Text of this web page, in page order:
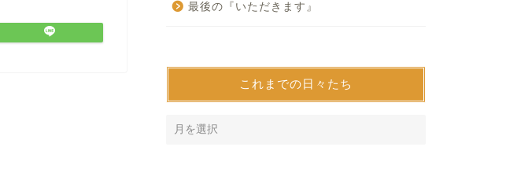
最後の『いただきます』
これまでの日々たち